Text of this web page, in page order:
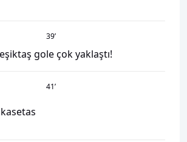
39’
gole çok yaklaştı!
41’